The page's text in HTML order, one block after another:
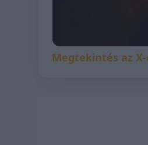
Megtekintés az